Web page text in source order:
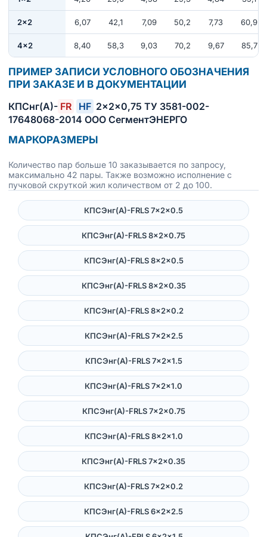
2×2 6,07 42,1 7,09 50,2 7,73 60,9
4×2 8,40 58,3 9,03 70,2 9,67 85,7
ПРИМЕР ЗАПИСИ УСЛОВНОГО ОБОЗНАЧЕНИЯ
ПРИ ЗАКАЗЕ И В ДОКУМЕНТАЦИИ
КПСнг(А)- FR HF 2×2×0,75 ТУ 3581-002-
17648068-2014 ООО СегментЭНЕРГО
МАРКОРАЗМЕРЫ
Количество пар больше 10 заказывается по запросу,
максимально 42 пары. Также возможно исполнение с
пучковой скруткой жил количеством от 2 до 100.
КПСЭнг(А)-FRLS 7×2×0.5
КПСЭнг(А)-FRLS 8×2×0.75
КПСЭнг(А)-FRLS 8×2×0.5
КПСЭнг(А)-FRLS 8×2×0.35
КПСЭнг(А)-FRLS 8×2×0.2
КПСЭнг(А)-FRLS 7×2×2.5
КПСЭнг(А)-FRLS 7×2×1.5
КПСЭнг(А)-FRLS 7×2×1.0
КПСЭнг(А)-FRLS 7×2×0.75
КПСЭнг(А)-FRLS 8×2×1.0
КПСЭнг(А)-FRLS 7×2×0.35
КПСЭнг(А)-FRLS 7×2×0.2
КПСЭнг(А)-FRLS 6×2×2.5